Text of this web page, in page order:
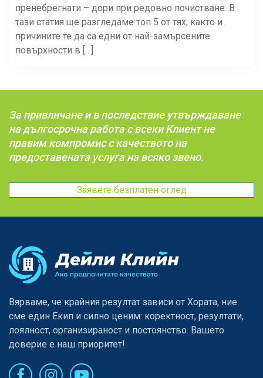
пренебрегнати – дори при редовно почистване. В
тази статия ще разгледаме топ 5 от тях, както и
причините те да са едни от най-замърсените
повърхности в […]
За привличане и в последствие утвърждаване
на дългосрочна работа с всеки Kлиент не
правим компромис с качеството на
предоставената услуга на всяко звено.
Заявете безплатен оглед
Вярваме, че крайния резултат зависи от Хората, ние
сме един Eкип и силно ценим: коректност, резултати,
лоялност, организираност и постоянство. Вашето
доверие е наш приоритет!